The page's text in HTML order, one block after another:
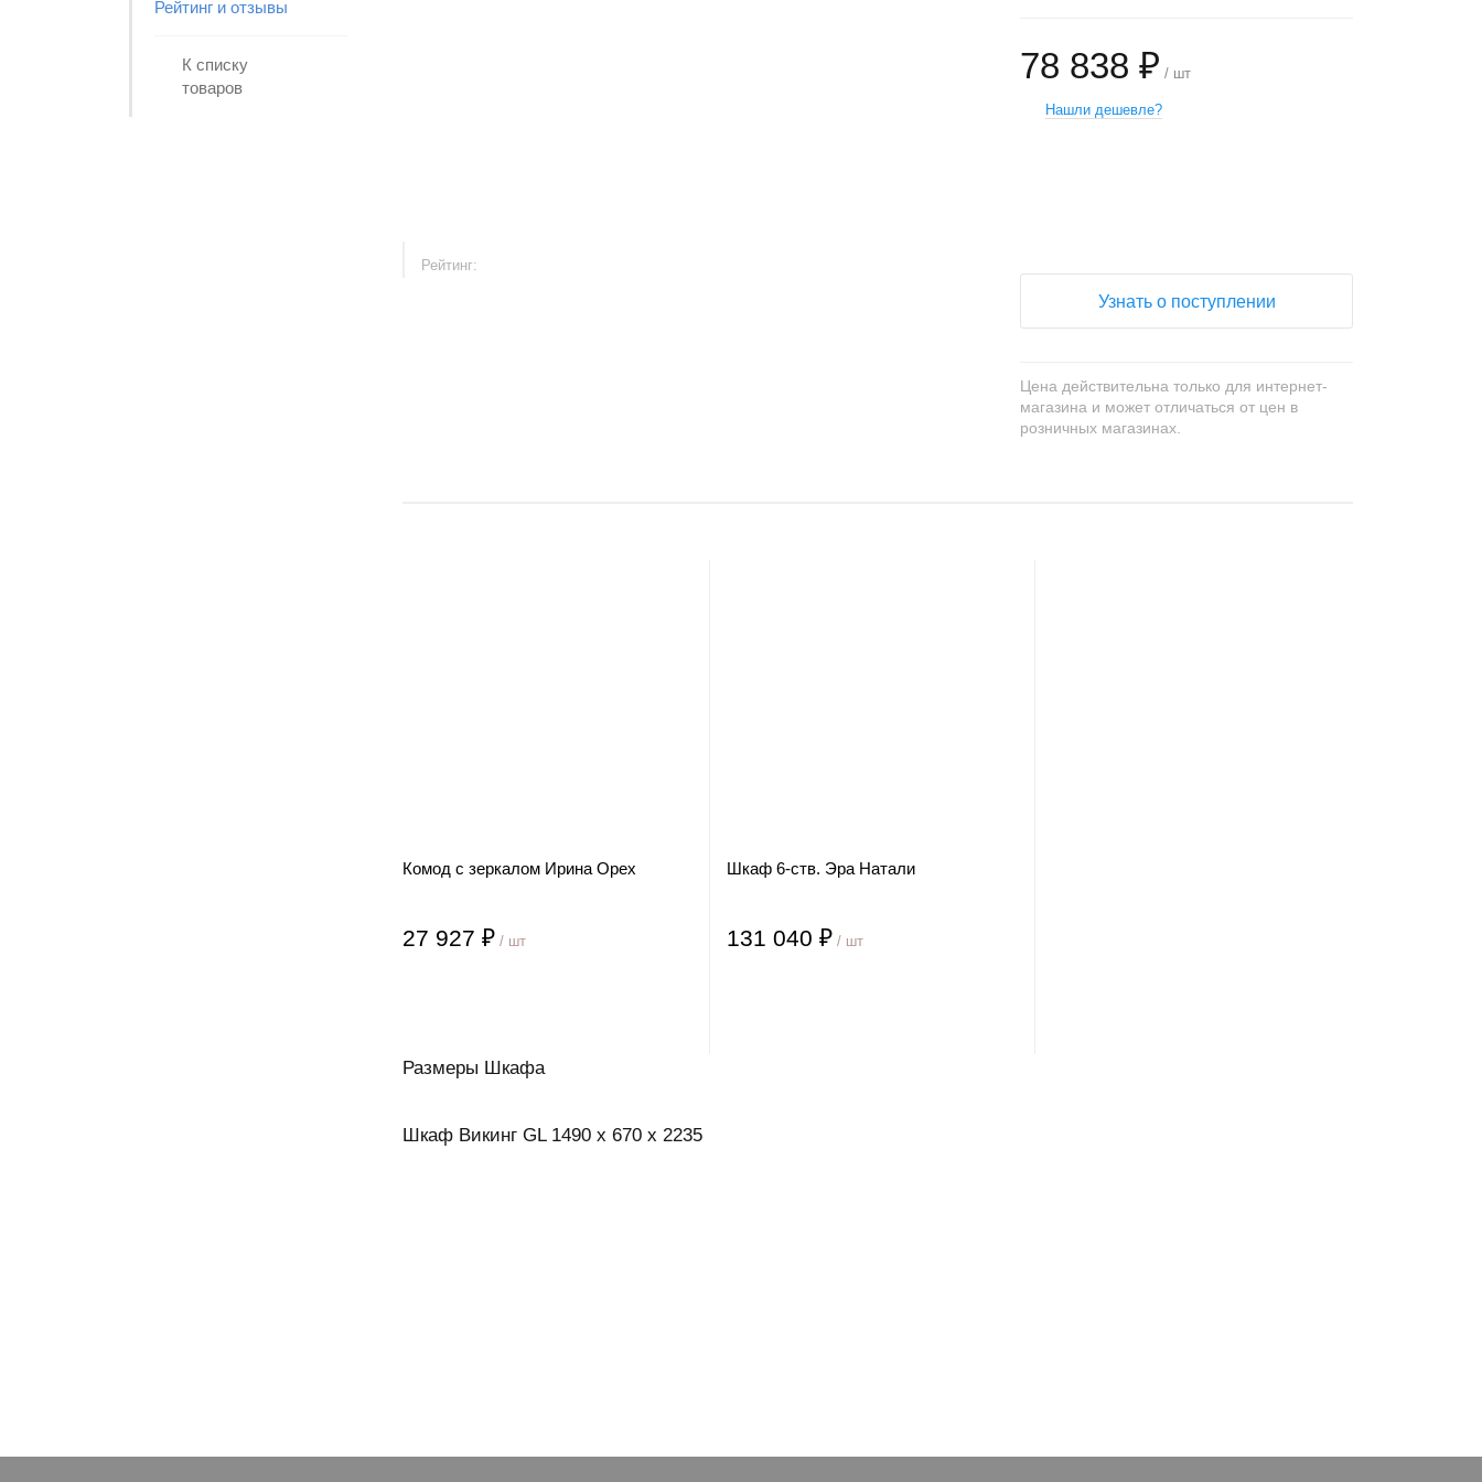
Рейтинг и отзывы
К списку
товаров
Рейтинг:
78 838 ₽ / шт
Нашли дешевле?
Узнать о поступлении
Цена действительна только для интернет-
магазина и может отличаться от цен в
розничных магазинах.
Комод с зеркалом Ирина Орех
27 927 ₽ / шт
Шкаф 6-ств. Эра Натали
131 040 ₽ / шт
Размеры Шкафа
Шкаф Викинг GL 1490 x 670 x 2235